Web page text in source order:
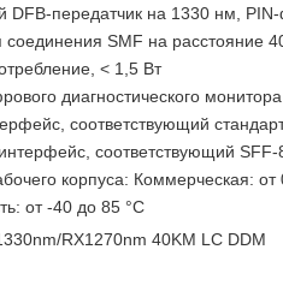
передатчик на 1330 нм,
SMF на расстояние
< 1,5 Вт
диагностического монитора
соответствующий
соответствующий SFF-
корпуса: Коммерческая: от
от -40 до 85 °C
RX1270nm 40KM LC DDM